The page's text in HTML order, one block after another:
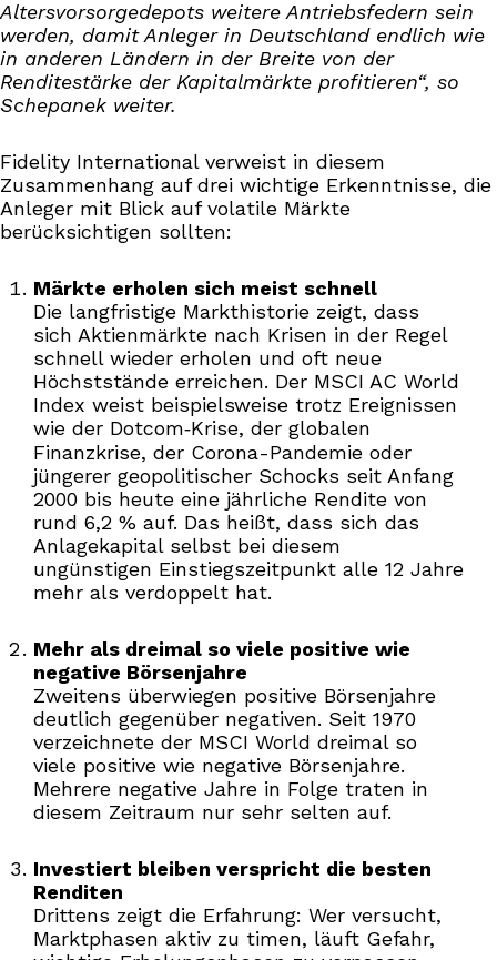
Altersvorsorgedepots weitere Antriebsfedern sein
werden, damit Anleger in Deutschland endlich wie
in anderen Ländern in der Breite von der
Renditestärke der Kapitalmärkte profitieren“, so
Schepanek weiter.
Fidelity International verweist in diesem
Zusammenhang auf drei wichtige Erkenntnisse, die
Anleger mit Blick auf volatile Märkte
berücksichtigen sollten:
Märkte erholen sich meist schnell
Die langfristige Markthistorie zeigt, dass
sich Aktienmärkte nach Krisen in der Regel
schnell wieder erholen und oft neue
Höchststände erreichen. Der MSCI AC World
Index weist beispielsweise trotz Ereignissen
wie der Dotcom‑Krise, der globalen
Finanzkrise, der Corona-Pandemie oder
jüngerer geopolitischer Schocks seit Anfang
2000 bis heute eine jährliche Rendite von
rund 6,2 % auf. Das heißt, dass sich das
Anlagekapital selbst bei diesem
ungünstigen Einstiegszeitpunkt alle 12 Jahre
mehr als verdoppelt hat.
Mehr als dreimal so viele positive wie
negative Börsenjahre
Zweitens überwiegen positive Börsenjahre
deutlich gegenüber negativen. Seit 1970
verzeichnete der MSCI World dreimal so
viele positive wie negative Börsenjahre.
Mehrere negative Jahre in Folge traten in
diesem Zeitraum nur sehr selten auf.
Investiert bleiben verspricht die besten
Renditen
Drittens zeigt die Erfahrung: Wer versucht,
Marktphasen aktiv zu timen, läuft Gefahr,